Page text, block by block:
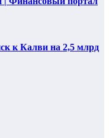
к Калви на 2,5 млрд